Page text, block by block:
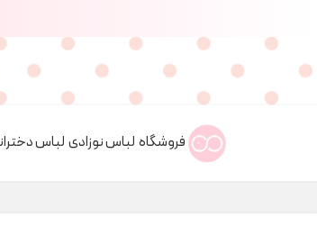
فروشگاه لباس نوزادی لباس